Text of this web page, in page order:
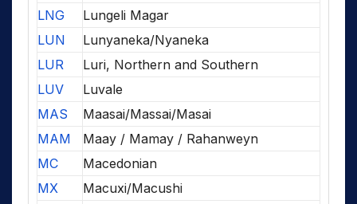
LNG
Lungeli Magar
LUN
Lunyaneka/Nyaneka
LUR
Luri, Northern and Southern
LUV
Luvale
MAS
Maasai/Massai/Masai
MAM
Maay / Mamay / Rahanweyn
MC
Macedonian
MX
Macuxi/Macushi